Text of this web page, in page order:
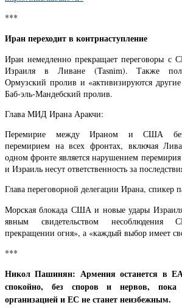
***
Иран переходит в контрнаступление
Иран немедленно прекращает переговоры с
Израиля в Ливане (Tasnim). Также
Ормузский пролив и «активизируются
Баб-эль-Мандебский пролив.
Глава МИД Ирана Аракчи:
Перемирие между Ираном и США
перемирием на всех фронтах, включая
одном фронте является нарушением
и Израиль несут ответственность за
Глава переговорной делегации Ирана, спикер
Морская блокада США и новые удары
явным свидетельством
прекращении огня», а «каждый выбор имеет
***
Никол Пашинян: Армения останется в
спокойно, без споров и нервов,
организацией и ЕС не станет неизбежным.